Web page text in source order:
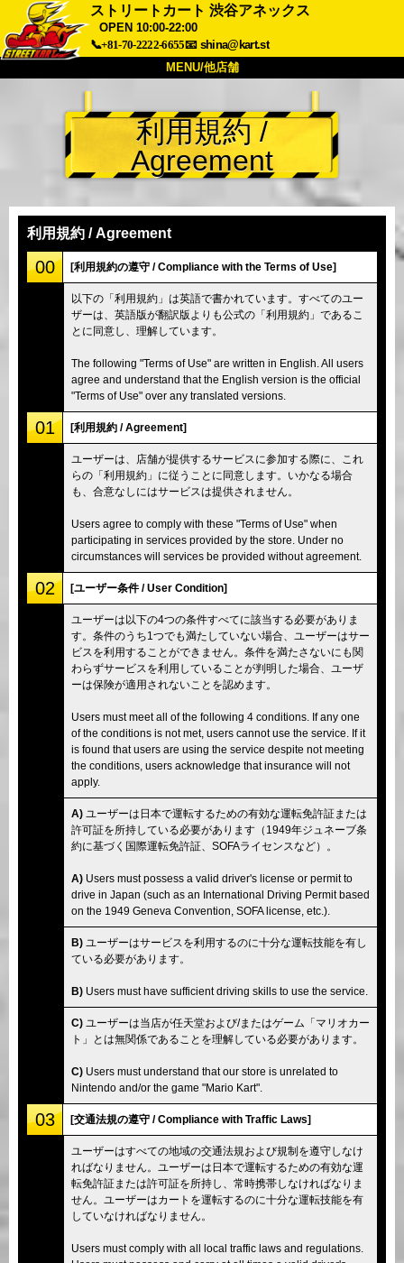
ストリートカート 渋谷アネックス
OPEN 10:00-22:00
📞+81-70-2222-6655📧 shina@kart.st
MENU/他店舗
概要 車両 価格
アクセス 評価 FAQ
会社 予約
他店舗
東京 品川
東京 秋葉原 #2 東京 渋谷
東京 渋谷アネックス 東京ベイ
東京 浅草
沖縄
利用規約 /
Agreement
利用規約 / Agreement
00 [利用規約の遵守 / Compliance with the Terms of Use]
以下の「利用規約」は英語で書かれています。すべてのユー
ザーは、英語版が翻訳版よりも公式の「利用規約」であるこ
とに同意し、理解しています。
The following "Terms of Use" are written in English. All users
agree and understand that the English version is the official
"Terms of Use" over any translated versions.
01 [利用規約 / Agreement]
ユーザーは、店舗が提供するサービスに参加する際に、これ
らの「利用規約」に従うことに同意します。いかなる場合
も、合意なしにはサービスは提供されません。
Users agree to comply with these "Terms of Use" when
participating in services provided by the store. Under no
circumstances will services be provided without agreement.
02 [ユーザー条件 / User Condition]
ユーザーは以下の4つの条件すべてに該当する必要がありま
す。条件のうち1つでも満たしていない場合、ユーザーはサー
ビスを利用することができません。条件を満たさないにも関
わらずサービスを利用していることが判明した場合、ユーザ
ーは保険が適用されないことを認めます。
Users must meet all of the following 4 conditions. If any one
of the conditions is not met, users cannot use the service. If it
is found that users are using the service despite not meeting
the conditions, users acknowledge that insurance will not
apply.
A) ユーザーは日本で運転するための有効な運転免許証または
許可証を所持している必要があります（1949年ジュネーブ条
約に基づく国際運転免許証、SOFAライセンスなど）。
A) Users must possess a valid driver's license or permit to
drive in Japan (such as an International Driving Permit based
on the 1949 Geneva Convention, SOFA license, etc.).
B) ユーザーはサービスを利用するのに十分な運転技能を有し
ている必要があります。
B) Users must have sufficient driving skills to use the service.
C) ユーザーは当店が任天堂および/またはゲーム「マリオカー
ト」とは無関係であることを理解している必要があります。
C) Users must understand that our store is unrelated to
Nintendo and/or the game "Mario Kart".
03 [交通法規の遵守 / Compliance with Traffic Laws]
ユーザーはすべての地域の交通法規および規制を遵守しなけ
ればなりません。ユーザーは日本で運転するための有効な運
転免許証または許可証を所持し、常時携帯しなければなりま
せん。ユーザーはカートを運転するのに十分な運転技能を有
していなければなりません。
Users must comply with all local traffic laws and regulations.